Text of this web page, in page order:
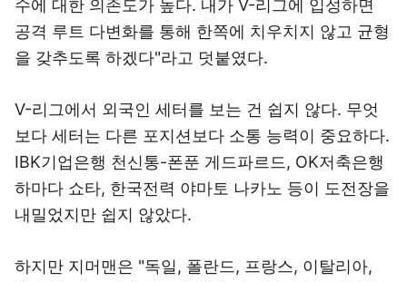
수에 대한 의존도가 높다. 내가 V-리그에 입성하면
공격 루트 다변화를 통해 한쪽에 치우치지 않고 균형
을 갖추도록 하겠다"라고 덧붙였다.
V-리그에서 외국인 세터를 보는 건 쉽지 않다. 무엇
보다 세터는 다른 포지션보다 소통 능력이 중요하다.
IBK기업은행 천신통-폰푼 게드파르드, OK저축은행
하마다 쇼타, 한국전력 야마토 나카노 등이 도전장을
내밀었지만 쉽지 않았다.
하지만 지머맨은 "독일, 폴란드, 프랑스, 이탈리아,